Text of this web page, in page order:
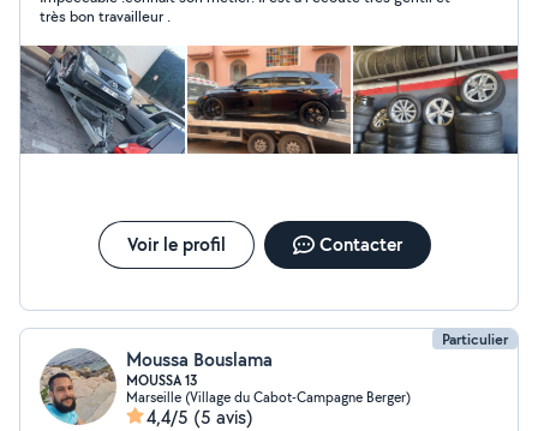
vente et achats des voitures occasion Service
mécanique automobile Service carrossier automobile
Service vitrage Service contrôle technique Service
pneumatiques Service location de voiture Service
pièces -15% Pour plus d'informations contactez moi par
téléphone
très bon travailleur .
Voir le profil Contacter
Particulier
Moussa Bouslama
MOUSSA 13
Marseille (Village du Cabot-Campagne Berger)
4,4/5 (5 avis)